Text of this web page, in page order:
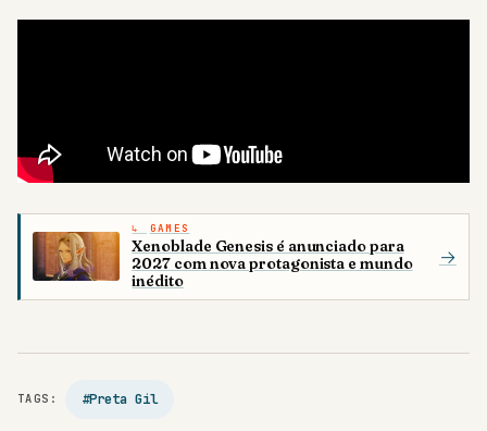
GAMES
Xenoblade Genesis é anunciado para
2027 com nova protagonista e mundo
inédito
→
TAGS: #Preta Gil